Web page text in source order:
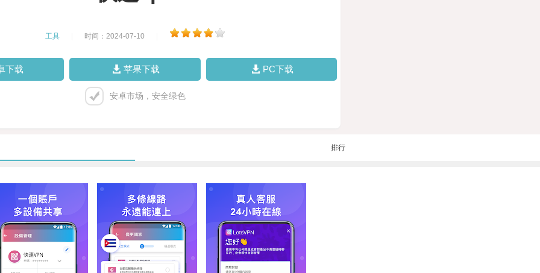
工具 时间：2024-07-10
下载 苹果下载 PC下载
安卓市场，安全绿色
排行